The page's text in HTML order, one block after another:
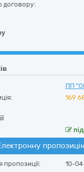
договору:
ПП
169
пропозиції:
10-